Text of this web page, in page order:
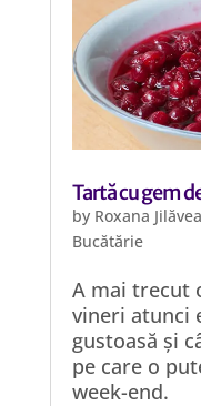
Tartă cu gem
by Roxana
Bucătărie
A mai trecut
vineri atunci
gustoasă și
pe care o
week-end.